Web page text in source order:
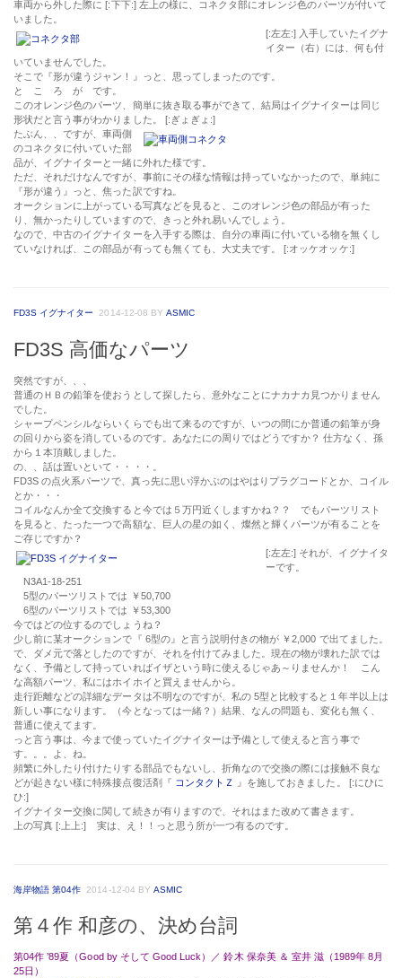
車両から外した際に [:下下:] 左上の様に、コネクタ部にオレンジ色のパーツが付いて
いました。
[:左左:] 入手していたイグナ
イター（右）には、何も付
いていませんでした。
そこで『形が違うジャン！
』っと、思ってしまったのです。
と こ ろ が です。
このオレンジ色のパーツ、簡単に抜き取る事ができて、結局はイグナイターは同じ
形状だと言う事がわかりました。 [:ぎょぎょ:]
たぶん、、ですが、車両側
のコネクタに付いていた部
品が、イグナイターと一緒に外れた様です。
ただ、それだけなんですが、事前にその様な情報は持っていなかったので、単純に
『形が違う 』っと、焦った訳ですね。
オークションに上がっている写真などを見ると、このオレンジ色の部品が有った
り、無かったりしていますので、きっと外れ易いんでしょう。
なので、中古のイグナイターを入手する際は、自分の車両に付いている物を無くし
ていなければ、この部品が有っても無くても、大丈夫です。 [:オッケオッケ:]
FD3S イグナイター 2014-12-08 BYASMIC
FD3S 高価なパーツ
突然ですが、、、
普通のＨＢの鉛筆を使おうとして探したら、意外なことにナカナカ見つかりません
でした。
シャープペンシルならいくらでも出て来るのですが、いつの間にか普通の鉛筆が身
の回りから姿を消しているのです。あなたにの周りではどうですか？ 仕方なく、孫
から１本頂戴しました。
の、、話は置いといて・・・・。
FD3S の点火系パーツで、真っ先に思い浮かぶのはやはりプラグコードとか、コイル
とか・・・
コイルなんか全て交換すると今では５万円近くしますかね？？ でもパーツリスト
を見ると、たった一つで高額な、巨人の星の如く、燦然と輝くパーツが有ることを
ご存じですか？
[:左左:] それが、イグナイタ
ーです。
N3A1-18-251
5型のパーツリストでは
￥50,700
6型のパーツリストでは
￥53,300
今ではどの位するのでしょうね？
少し前に某オークションで『 6型の』と言う説明付きの物が ￥2,000 で出てました。
で、ダメ元で落としたのですが、それを付けてみました。現在の物が壊れた訳では
なく、予備として持っていればイザという時に使えるじゃあ～りませんか！ こん
な高額パーツ、私にはホイホイと買えませんから。
走行距離などの詳細なデータは不明なのですが、私の 5型と比較すると１年半以上は
新しい事になります。（今となっては一緒？）結果、なんの問題も、変化も無く、
普通に使えてます。
っと言う事は、今まで使っていたイグナイターは予備として使えると言う事で
す。。。よ、ね。
頻繁に外したり付けたりする部品でもないし、折角なので交換の際には接触不良な
どが起きない様に特殊接点復活剤 『 コンタクトＺ
』を施しておきました。 [:にひに
ひ:]
イグナイター交換に関して続きが有りますので、それはまた改めて書きます。
上の写真 [:上上:] 実は、え！！っと思う所が一つ有るのです。
海岸物語 第04作 2014-12-04 BY ASMIC
第４作 和彦の、決め台詞
第04作 ’89夏（Good by そして Good Luck）／ 鈴木 保奈美 ＆ 室井 滋（1989年 8月
25日）